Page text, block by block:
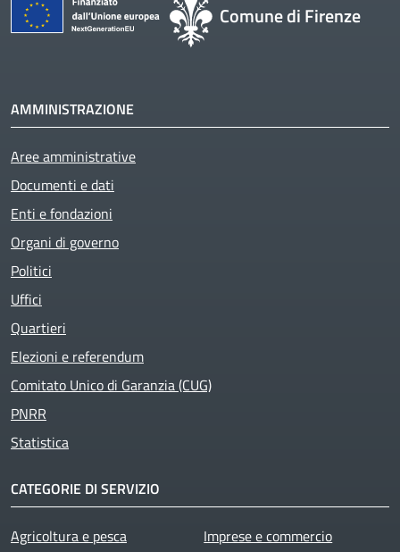
Comune di Firenze
AMMINISTRAZIONE
Aree amministrative
Documenti e dati
Enti e fondazioni
Organi di governo
Politici
Uffici
Quartieri
Elezioni e referendum
Comitato Unico di Garanzia (CUG)
PNRR
Statistica
CATEGORIE DI SERVIZIO
Agricoltura e pesca
Imprese e commercio